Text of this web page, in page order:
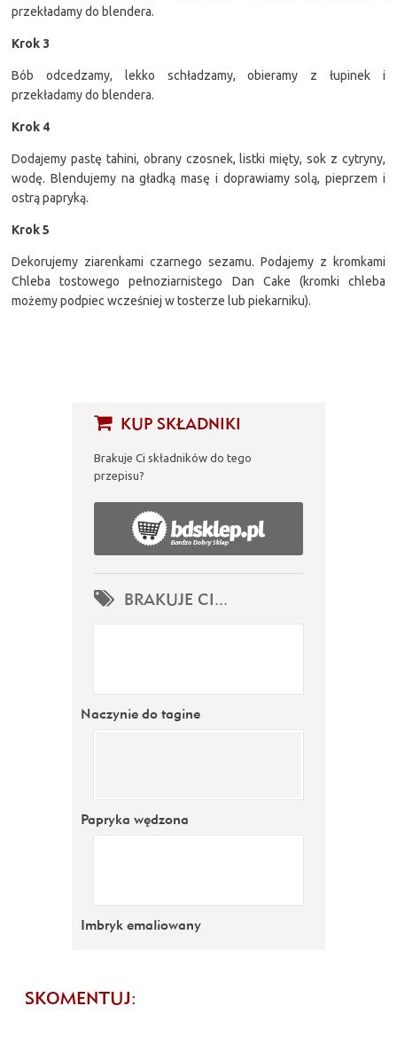
KUP SKŁADNIKI
Brakuje Ci składników do tego
przepisu?
BRAKUJE CI...
Naczynie do tagine
Papryka wędzona
Imbryk emaliowany
przekładamy do blendera.
Krok 3
Bób odcedzamy, lekko schładzamy, obieramy z łupinek i
przekładamy do blendera.
Krok 4
Dodajemy pastę tahini, obrany czosnek, listki mięty, sok z cytryny,
wodę. Blendujemy na gładką masę i doprawiamy solą, pieprzem i
ostrą papryką.
Krok 5
Dekorujemy ziarenkami czarnego sezamu. Podajemy z kromkami
Chleba tostowego pełnoziarnistego Dan Cake (kromki chleba
możemy podpiec wcześniej w tosterze lub piekarniku).
SKOMENTUJ: